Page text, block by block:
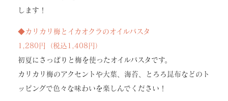
します！
◆カリカリ梅とイカオクラのオイルパスタ
1,280円（税込1,408円）
初夏にさっぱりと梅を使ったオイルパスタです。
カリカリ梅のアクセントや大葉、海苔、とろろ昆布などのト
ッピングで色々な味わいを楽しんでください！